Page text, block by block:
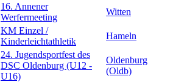
16. Annener
Werfermeeting
Witten
KM Einzel /
Kinderleichtathletik
Hameln
24. Jugendsportfest des
DSC Oldenburg (U12 -
U16)
Oldenburg
(Oldb)